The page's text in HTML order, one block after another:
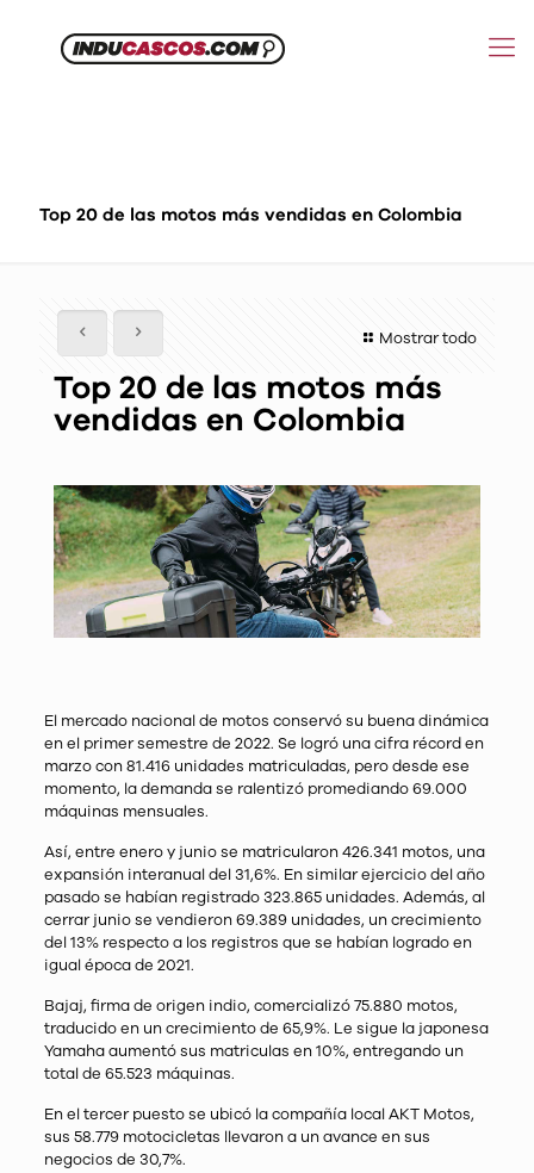
Top 20 de las motos más vendidas en Colombia
Mostrar todo
Top 20 de las motos más
vendidas en Colombia
El mercado nacional de motos conservó su buena dinámica
en el primer semestre de 2022. Se logró una cifra récord en
marzo con 81.416 unidades matriculadas, pero desde ese
momento, la demanda se ralentizó promediando 69.000
máquinas mensuales.
Así, entre enero y junio se matricularon 426.341 motos, una
expansión interanual del 31,6%. En similar ejercicio del año
pasado se habían registrado 323.865 unidades. Además, al
cerrar junio se vendieron 69.389 unidades, un crecimiento
del 13% respecto a los registros que se habían logrado en
igual época de 2021.
Bajaj, firma de origen indio, comercializó 75.880 motos,
traducido en un crecimiento de 65,9%. Le sigue la japonesa
Yamaha aumentó sus matriculas en 10%, entregando un
total de 65.523 máquinas.
En el tercer puesto se ubicó la compañía local AKT Motos,
sus 58.779 motocicletas llevaron a un avance en sus
negocios de 30,7%.